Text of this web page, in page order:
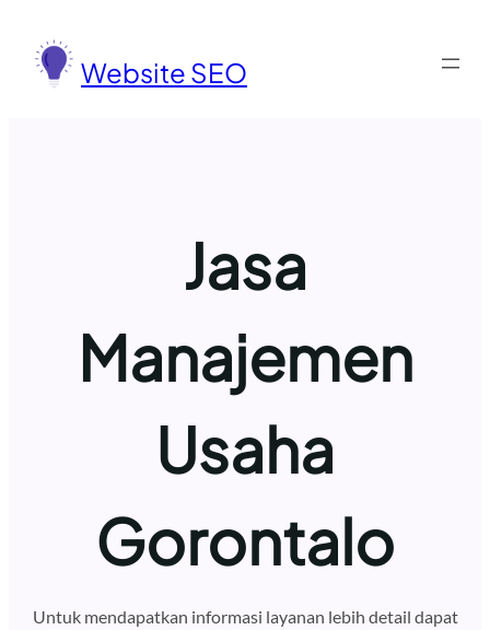
konten
Website SEO
Jasa
Manajemen
Usaha
Gorontalo
Untuk mendapatkan informasi layanan lebih detail dapat